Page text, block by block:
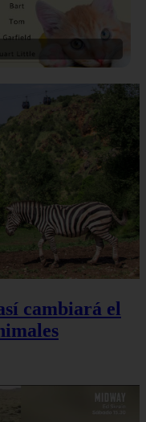
cambiará el